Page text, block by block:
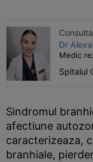
Dr
Medic
Spitalul
Sindromul
afectiune
caracterizeaza,
branhiale,